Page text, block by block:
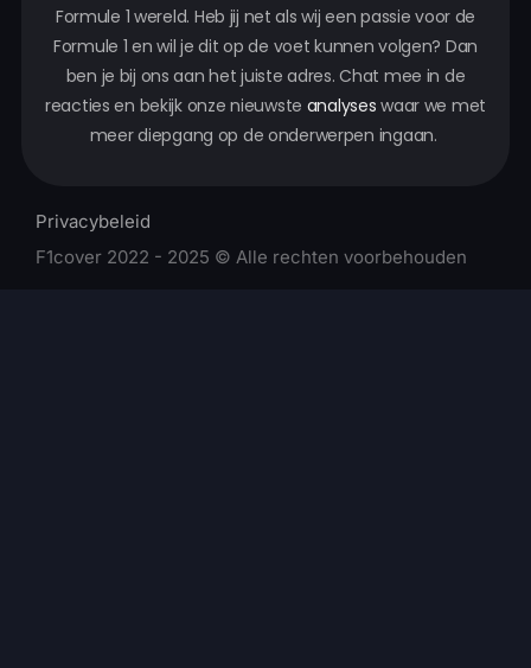
Formule 1 wereld. Heb jij net als wij een passie voor de
Formule 1 en wil je dit op de voet kunnen volgen? Dan
ben je bij ons aan het juiste adres. Chat mee in de
reacties en bekijk onze nieuwste analyses waar we met
meer diepgang op de onderwerpen ingaan.
Privacybeleid
F1cover 2022 - 2025 © Alle rechten voorbehouden